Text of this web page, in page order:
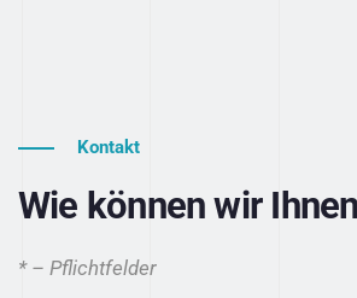
Kontakt
Wie können wir
* – Pflichtfelder